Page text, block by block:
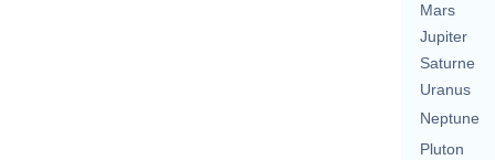
Mars
Jupiter
Saturne
Uranus
Neptune
Pluton